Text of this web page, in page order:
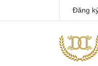
Đăng